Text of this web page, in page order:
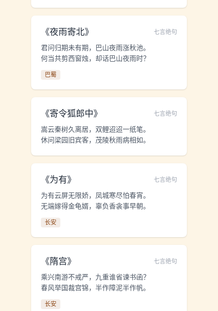
《夜雨寄北》 七言绝句
君问归期未有期，巴山夜雨涨秋池。
何当共剪西窗烛，却话巴山夜雨时？
巴蜀
《寄令狐郎中》 七言绝句
嵩云秦树久离居，双鲤迢迢一纸笔。
休问梁园旧宾客，茂陵秋雨病相如。
《为有》 七言绝句
为有云屏无限娇，凤城寒尽怕春宵。
无端嫁得金龟婿，辜负香衾事早朝。
长安
《 隋宫》 七言绝句
乘兴南游不戒严，九重谁省谏书函？
春风举国裁宫锦，半作障泥半作帆。
长安